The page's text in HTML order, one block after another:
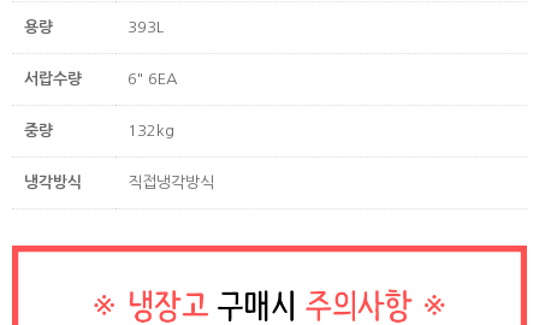
용량 393L
서랍수량 6" 6EA
중량 132kg
냉각방식 직접냉각방식